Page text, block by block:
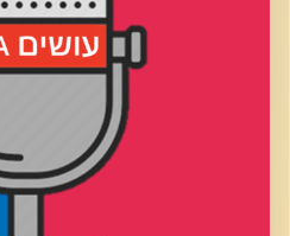
רבע 3: סדרת הנוער של
הראש מעל המים עד שלוקה יחזור
ג״ס, פיניקס מאבדת את בוקר
הפליקנס לשלוף את הזאיון?